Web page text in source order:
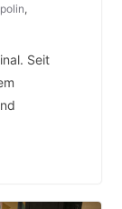
,
Seit